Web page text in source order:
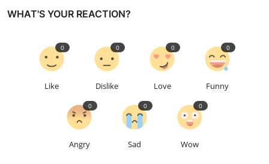
WHAT'S YOUR REACTION?
Like
0
Dislike
0
Love
0
Funny
0
Angry
0
Sad
0
Wow
0